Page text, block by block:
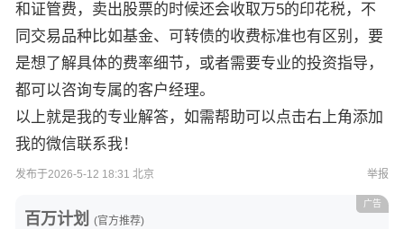
和证管费，卖出股票的时候还会收取万5的印花税，不
同交易品种比如基金、可转债的收费标准也有区别，要
是想了解具体的费率细节，或者需要专业的投资指导，
都可以咨询专属的客户经理。
以上就是我的专业解答，如需帮助可以点击右上角添加
我的微信联系我！
发布于2026-5-12 18:31 北京 举报
百万计划 (官方推荐)
广告